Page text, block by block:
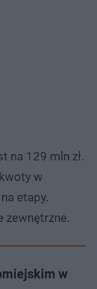
na 129 mln zł.
w
etapy.
zewnętrzne.
w